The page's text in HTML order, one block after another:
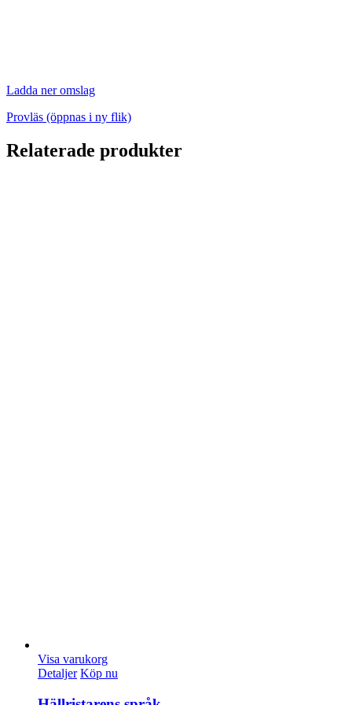
Ladda ner omslag
Provläs (öppnas i ny flik)
Relaterade produkter
Visa varukorg
Detaljer Köp nu